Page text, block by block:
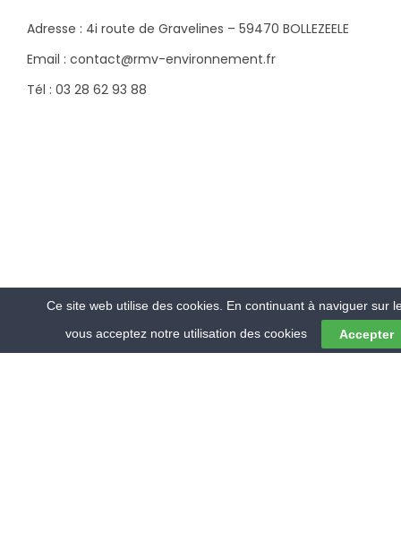
Adresse : 4i route de Gravelines – 59470 BOLLEZEELE
Email : contact@rmv-environnement.fr
Tél : 03 28 62 93 88
Ce site web utilise des cookies. En continuant à naviguer sur
vous acceptez notre utilisation des cookies
Accepter